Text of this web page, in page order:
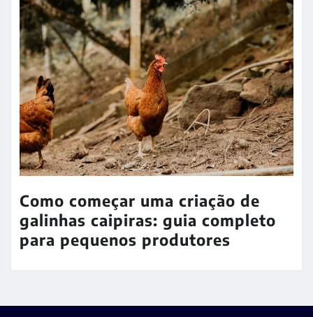
Como começar uma criação de
galinhas caipiras: guia completo
para pequenos produtores